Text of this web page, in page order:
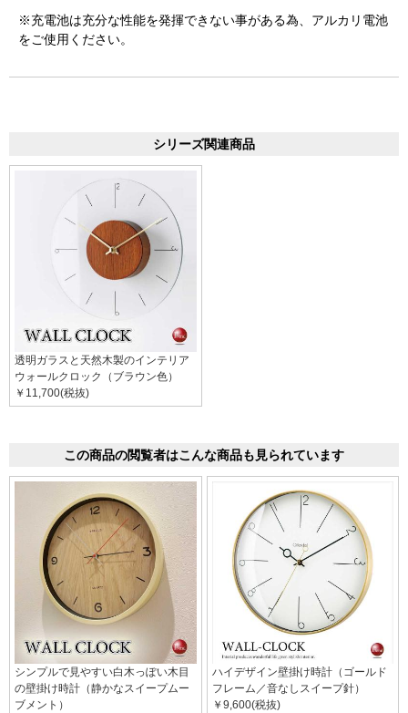
※充電池は充分な性能を発揮できない事がある為、アルカリ電池
をご使用ください。
シリーズ関連商品
透明ガラスと天然木製のインテリア
ウォールクロック（ブラウン色）
￥11,700(税抜)
この商品の閲覧者はこんな商品も見られています
シンプルで見やすい白木っぽい木目
の壁掛け時計（静かなスイープムー
ブメント）
ハイデザイン壁掛け時計（ゴールド
フレーム／音なしスイープ針）
￥9,600(税抜)